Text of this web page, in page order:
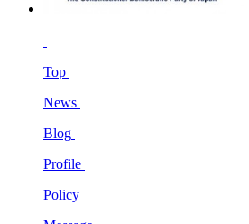
Top
News
Blog
Profile
Policy